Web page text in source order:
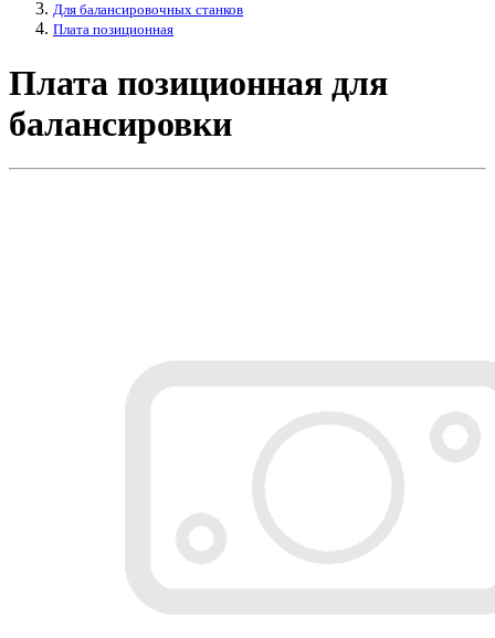
Для балансировочных станков
Плата позиционная
Плата позиционная для
балансировки